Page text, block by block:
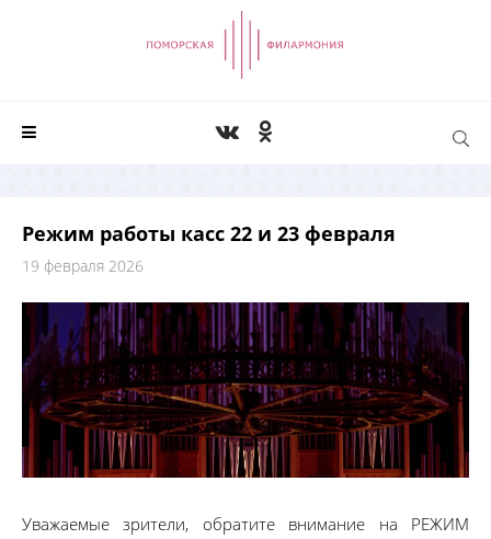
Режим работы касс 22 и 23 февраля
19 февраля 2026
Уважаемые зрители, обратите внимание на РЕЖИМ